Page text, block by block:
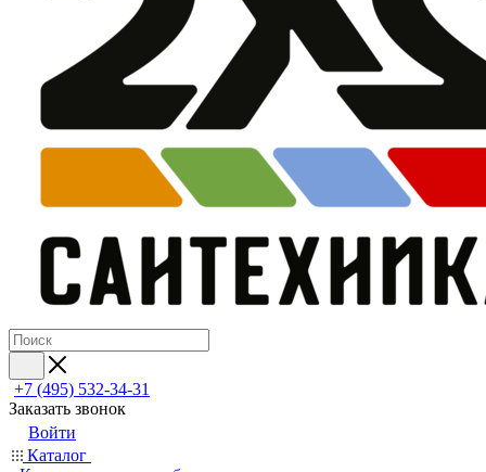
+7 (495) 532‑34‑31
Заказать звонок
Войти
Каталог